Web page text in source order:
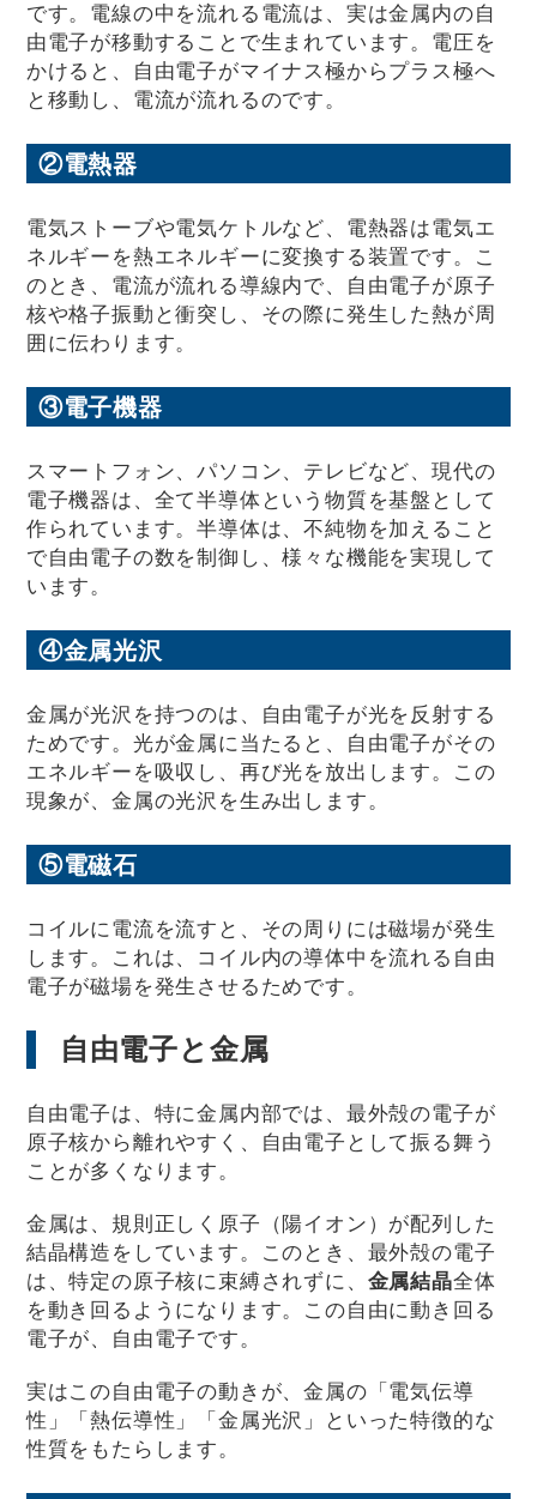
です。電線の中を流れる電流は、実は金属内の自
由電子が移動することで生まれています。電圧を
かけると、自由電子がマイナス極からプラス極へ
と移動し、電流が流れるのです。
②電熱器
電気ストーブや電気ケトルなど、電熱器は電気エ
ネルギーを熱エネルギーに変換する装置です。こ
のとき、電流が流れる導線内で、自由電子が原子
核や格子振動と衝突し、その際に発生した熱が周
囲に伝わります。
③電子機器
スマートフォン、パソコン、テレビなど、現代の
電子機器は、全て半導体という物質を基盤として
作られています。半導体は、不純物を加えること
で自由電子の数を制御し、様々な機能を実現して
います。
④金属光沢
金属が光沢を持つのは、自由電子が光を反射する
ためです。光が金属に当たると、自由電子がその
エネルギーを吸収し、再び光を放出します。この
現象が、金属の光沢を生み出します。
⑤電磁石
コイルに電流を流すと、その周りには磁場が発生
します。これは、コイル内の導体中を流れる自由
電子が磁場を発生させるためです。
自由電子と金属
自由電子は、特に金属内部では、最外殻の電子が
原子核から離れやすく、自由電子として振る舞う
ことが多くなります。
金属は、規則正しく原子（陽イオン）が配列した
結晶構造をしています。このとき、最外殻の電子
は、特定の原子核に束縛されずに、 金属結晶全体
を動き回るようになります。この自由に動き回る
電子が、自由電子です。
実はこの自由電子の動きが、金属の「電気伝導
性」「熱伝導性」「金属光沢」といった特徴的な
性質をもたらします。